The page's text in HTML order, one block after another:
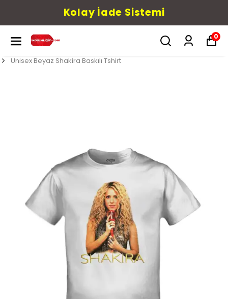
Kolay İade Sistemi
0
Unisex Beyaz Shakira Baskılı Tshirt